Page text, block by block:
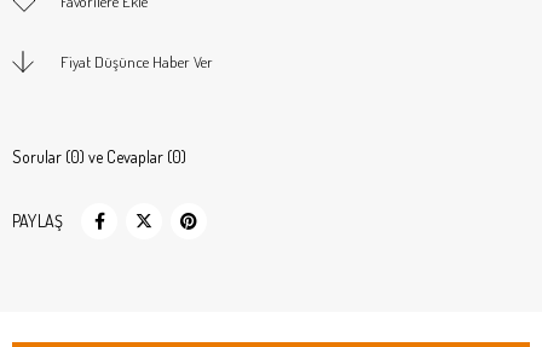
Fiyat Düşünce Haber Ver
Sorular (0) ve Cevaplar (0)
PAYLAŞ